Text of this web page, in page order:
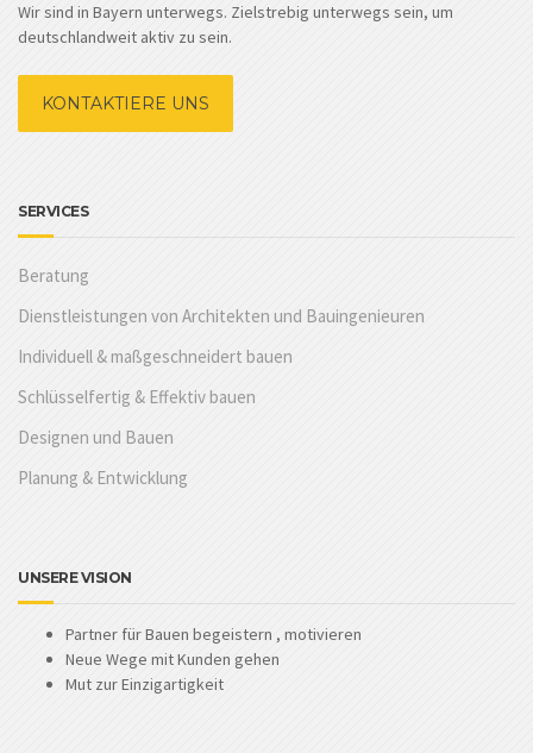
Wir sind in Bayern unterwegs. Zielstrebig unterwegs sein, um
deutschlandweit aktiv zu sein.
KONTAKTIERE UNS
SERVICES
Beratung
Dienstleistungen von Architekten und Bauingenieuren
Individuell & maßgeschneidert bauen
Schlüsselfertig & Effektiv bauen
Designen und Bauen
Planung & Entwicklung
UNSERE VISION
Partner für Bauen begeistern , motivieren
Neue Wege mit Kunden gehen
Mut zur Einzigartigkeit